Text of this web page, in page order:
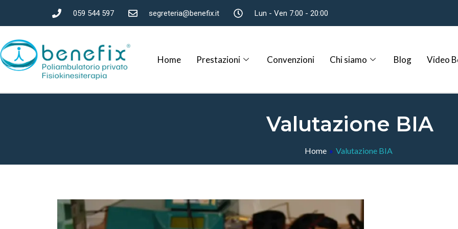
059 544 597 segreteria@benefix.it Lun - Ven 7:00 - 20:00
Home Prestazioni Convenzioni Chi siamo Blog Video
Valutazione BIA
Home » Valutazione BIA